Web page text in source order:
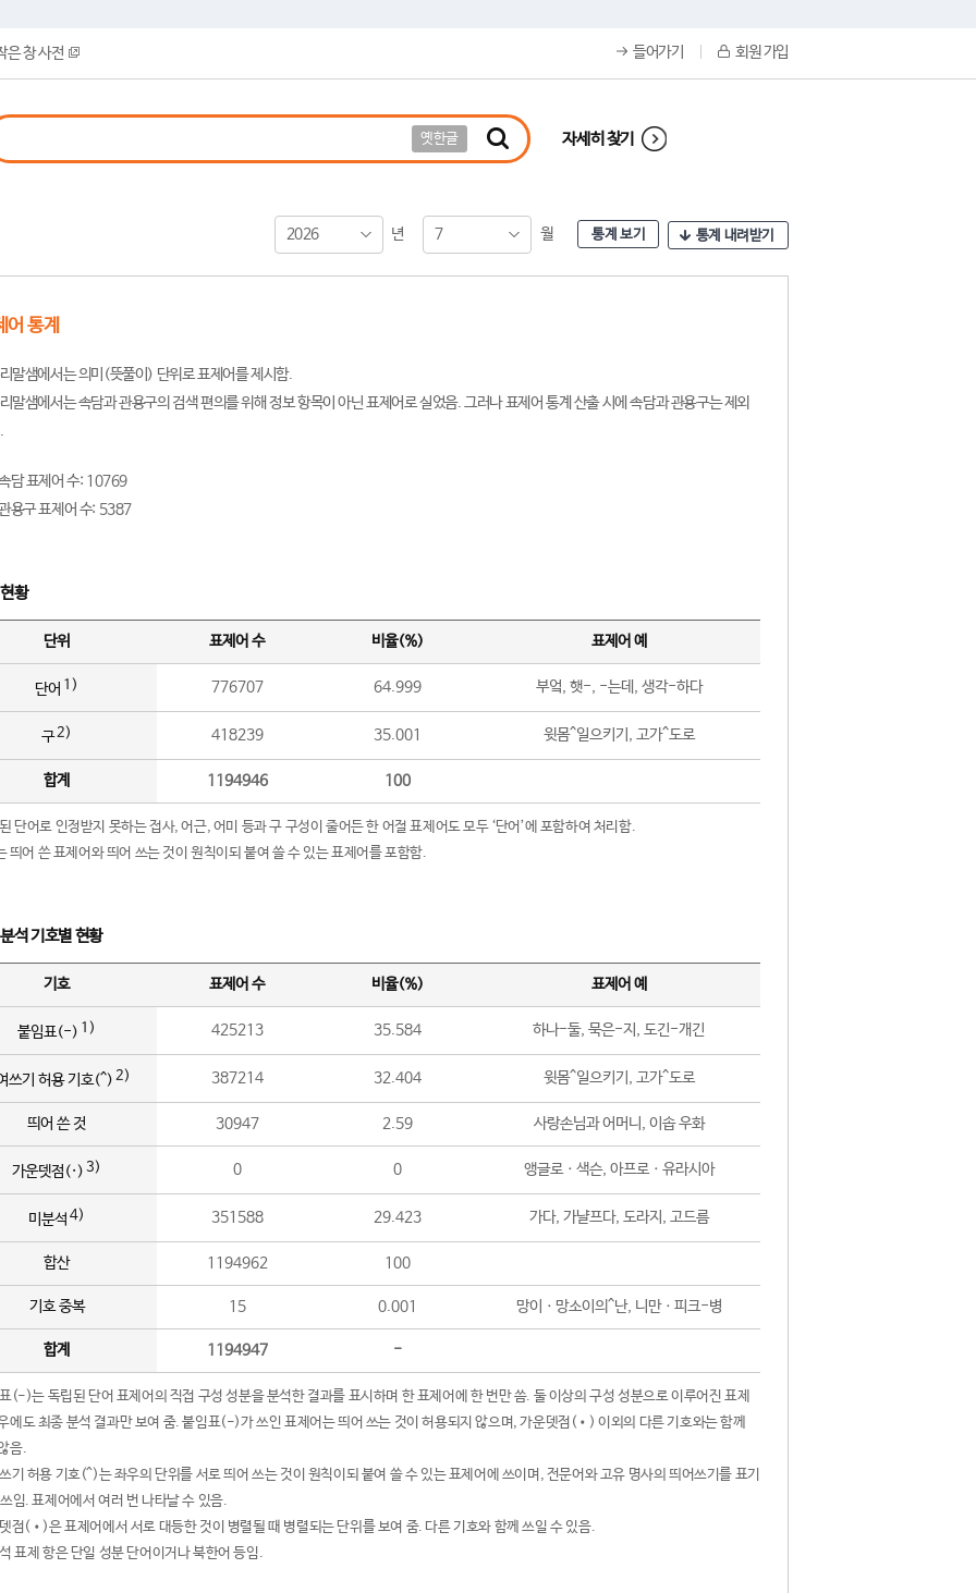
은 창 사전 들어가기 회원 가입
옛한글 자세히 찾기
2026 년 7 월 통계 보기 통계 내려받기
어 통계
말샘에서는 의미(뜻풀이) 단위로 표제어를 제시함.
말샘에서는 속담과 관용구의 검색 편의를 위해 정보 항목이 아닌 표제어로 실었음. 그러나 표제어 통계 산출 시에 속담과 관용구는 제외
담 표제어 수: 10769
용구 표제어 수: 5387
황
단위 표제어 수 비율(%) 표제어 예
단어 1) 776707 64.999 부엌, 햇-, -는데, 생각-하다
구2) 418239 35.001 윗몸^일으키기, 고가^도로
합계 1194946 100
단어로 인정받지 못하는 접사, 어근, 어미 등과 구 구성이 줄어든 한 어절 표제어도 모두 ‘단어’에 포함하여 처리함.
띄어 쓴 표제어와 띄어 쓰는 것이 원칙이되 붙여 쓸 수 있는 표제어를 포함함.
석 기호별 현황
기호 표제어 수 비율(%) 표제어 예
붙임표(-) 1) 425213 35.584 하나-둘, 묵은-지, 도긴-개긴
쓰기 허용 기호(^) 2) 387214 32.404 윗몸^일으키기, 고가^도로
띄어 쓴 것 30947 2.59 사랑손님과 어머니, 이솝 우화
가운뎃점(·) 3) 0 0 앵글로ㆍ색슨, 아프로ㆍ유라시아
미분석 4) 351588 29.423 가다, 가냘프다, 도라지, 고드름
합산 1194962 100
기호 중복 15 0.001 망이ㆍ망소이의^난, 니만ㆍ피크-병
합계 1194947 -
(-)는 독립된 단어 표제어의 직접 구성 성분을 분석한 결과를 표시하며 한 표제어에 한 번만 씀. 둘 이상의 구성 성분으로 이루어진 표제
에도 최종 분석 결과만 보여 줌. 붙임표(-)가 쓰인 표제어는 띄어 쓰는 것이 허용되지 않으며, 가운뎃점(•) 이외의 다른 기호와는 함께
음.
기 허용 기호(^)는 좌우의 단위를 서로 띄어 쓰는 것이 원칙이되 붙여 쓸 수 있는 표제어에 쓰이며, 전문어와 고유 명사의 띄어쓰기를 표기
임. 표제어에서 여러 번 나타날 수 있음.
점(•)은 표제어에서 서로 대등한 것이 병렬될 때 병렬되는 단위를 보여 줌. 다른 기호와 함께 쓰일 수 있음.
표제 항은 단일 성분 단어이거나 북한어 등임.